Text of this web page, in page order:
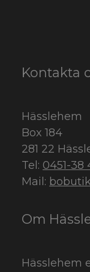
Kontakta
Hässlehem
Box 184
281 22
Tel: 0451-38
Mail:
Om
Hässlehem